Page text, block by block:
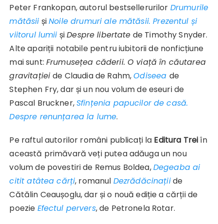
Peter Frankopan, autorul bestsellerurilor Drumurile
mătăsii șiNoile drumuri ale mătăsii. Prezentul și
viitorul lumii șiDespre libertate de Timothy Snyder.
Alte apariții notabile pentru iubitorii de nonficțiune
mai sunt: Frumusețea căderii. O viață în căutarea
gravitațieide Claudia de Rahm,Odiseea de
Stephen Fry, dar și un nou volum de eseuri de
Pascal Bruckner,Sfințenia papucilor de casă.
Despre renunțarea la lume.
Pe raftul autorilor români publicați la Editura Treiîn
această primăvară veți putea adăuga un nou
volum de povestiri de Remus Boldea,Degeaba ai
citit atâtea cărți, romanul Dezrădăcinațiide
Cătălin Ceaușoglu, dar și o nouă ediție a cărții de
poezie Efectul pervers, de Petronela Rotar.